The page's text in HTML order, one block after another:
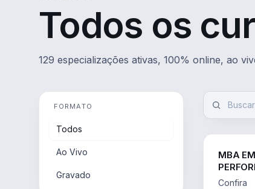
Todos os
129 especializações ativas, 100% online, ao
FORMATO
Todos
Ao Vivo
Gravado
MBA
Confira